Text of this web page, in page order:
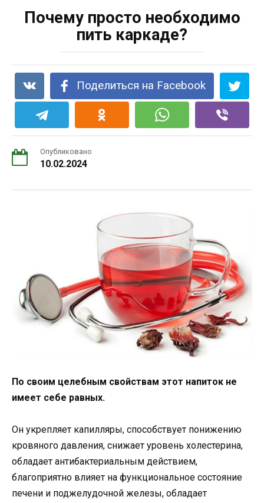
Почему просто необходимо
пить каркаде?
Поделиться на Facebook
Опубликовано
10.02.2024
По своим целебным свойствам этот напиток не
имеет себе равных.
Он укрепляет капилляры, способствует понижению
кровяного давления, снижает уровень холестерина,
обладает антибактериальным действием,
благоприятно влияет на функциональное состояние
печени и поджелудочной железы, обладает